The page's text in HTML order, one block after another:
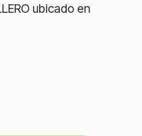
ubicado en